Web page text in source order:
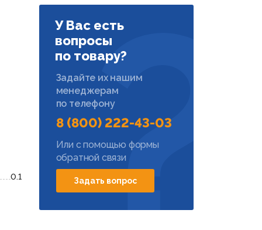
0.1
У Вас есть
вопросы
по товару?
Задайте их нашим
менеджерам
по телефону
8 (800) 222-43-03
Или с помощью формы
обратной связи
Задать вопрос